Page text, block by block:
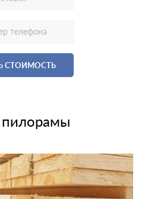
СТОИМОСТЬ